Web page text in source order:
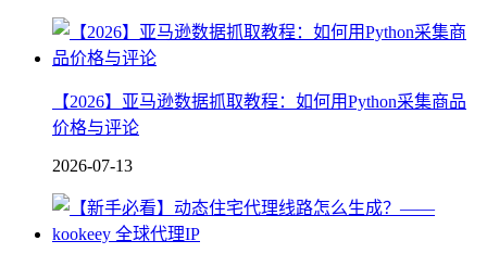
【2026】亚马逊数据抓取教程：如何用Python采集商品
价格与评论
2026-07-13